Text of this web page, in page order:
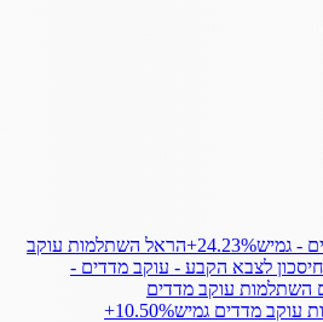
- גמיש‎+24.23%הראל השתלמות עוקב
לצבא הקבע - עוקב מדדים -
השתלמות עוקב מדדים
עוקב מדדים גמיש‎+10.50%